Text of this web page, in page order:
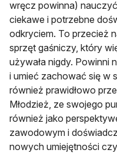
wręcz powinna)
ciekawe i potrzebne
odkryciem. To przecież
sprzęt gaśniczy, który
używała nigdy. Powinni
i umieć zachować się w
również prawidłowo
Młodzież, ze swojego
również jako
zawodowym i
nowych umiejętności